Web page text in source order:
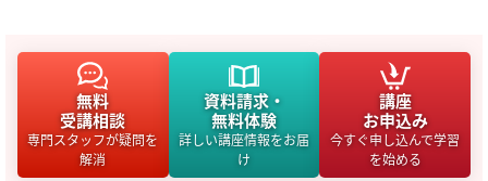
無料
受講相談
専門スタッフが疑問を
解消
資料請求・
無料体験
詳しい講座情報をお届
け
講座
お申込み
今すぐ申し込んで学習
を始める